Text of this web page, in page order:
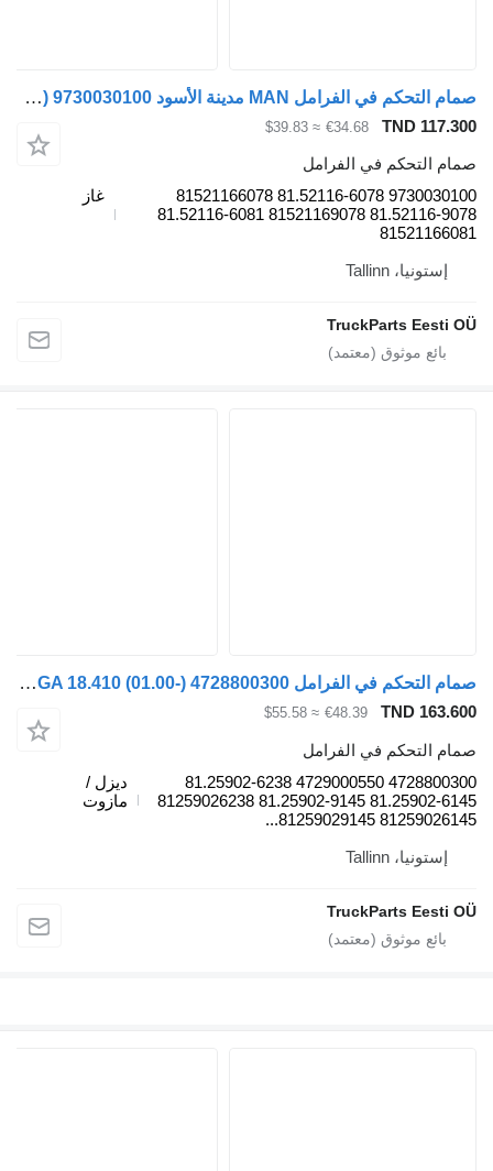
صمام التحكم في الفرامل MAN مدينة الأسود a26 (01.98-12.13) 9730030100 لـ الباصات MAN Lion's bus (1991-)
TND
€34.68
≈ $39.83
التحكم في الفرامل
9730030100 81.52116-6078 81521166078
81.52116-9078 81521169078 81.52116-6081
غاز
إستونيا، Tallinn
TruckParts Eesti
صمام التحكم في الفرامل WABCO TGA 18.410 (01.00-) 4728800300 لـ السيارات القاطرة MAN 4-series, TGA (1993-2009)
TND
€48.39
≈ $55.58
التحكم في الفرامل
4728800300 4729000550 81.25902-6238
81.25902-6145 81.25902-9145 81259026238
81259026145
ديزل /
مازوت
إستونيا، Tallinn
TruckParts Eesti